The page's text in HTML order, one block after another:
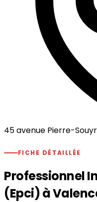
45 avenue Pierre-
FICHE DÉTAILLÉE
Professionnel
(Epci) à